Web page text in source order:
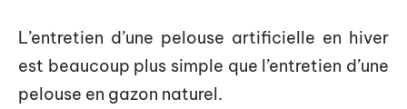
L’entretien d’une pelouse artificielle en hiver
est beaucoup plus simple que l’entretien d’une
pelouse en gazon naturel.